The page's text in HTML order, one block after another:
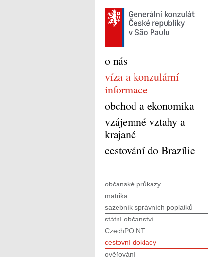
o nás
víza a konzulární
informace
obchod a ekonomika
vzájemné vztahy a
krajané
cestování do Brazílie
občanské průkazy
matrika
sazebník správních poplatků
státní občanství
CzechPOINT
cestovní doklady
ověřování